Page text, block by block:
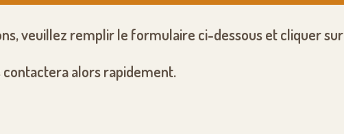
veuillez remplir le formulaire ci-dessous et cliquer sur
alors rapidement.